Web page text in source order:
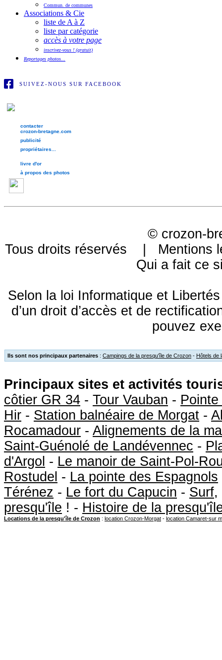
Commun. de communes
Associations & Cie
liste de A à Z
liste par catégorie
accès à votre page
inscrivez-vous ! (gratuit)
Reportages photos...
SUIVEZ-NOUS SUR FACEBOOK
contacter
crozon-bretagne.com
publicité
propriétaires...
livre d'or
à propos des photos
© crozon-
Tous droits réservés | Mentions
Qui a fait ce
Selon la loi Informatique et
d’un droit d’accès et de
pouvez
Ils sont nos principaux partenaires : Campings de la presqu'île de Crozon - Hôtels de
Principaux sites et activités
côtier GR 34 - Tour Vauban -
Hir - Station balnéaire de Morgat -
Rocamadour - Alignements de la
Saint-Guénolé de Landévennec -
d'Argol - Le manoir de Saint-Pol-
Rostudel - La pointe des Espagnols
Térénez - Le fort du Capucin - Surf,
presqu'île ! - Histoire de la
Locations de la presqu'île de Crozon : location Crozon-Morgat - location Camaret-sur